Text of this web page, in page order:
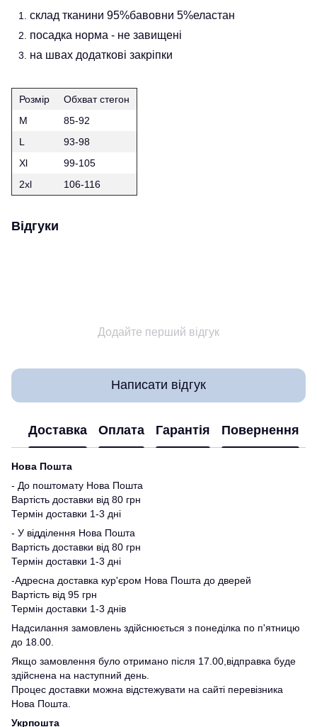
склад тканини 95%бавовни 5%еластан
посадка норма - не завищені
на швах додаткові закріпки
Розмір
Обхват стегон
М
85-92
L
93-98
Xl
99-105
2xl
106-116
Відгуки
Додайте перший відгук
Написати відгук
Доставка Оплата Гарантія Повернення
Нова Пошта
- До поштомату Нова Пошта
Вартість доставки від 80 грн
Термін доставки 1-3 дні
- У відділення Нова Пошта
Вартість доставки від 80 грн
Термін доставки 1-3 дні
-Адресна доставка кур'єром Нова Пошта до дверей
Вартість від 95 грн
Термін доставки 1-3 днів
Надсилання замовлень здійснюється з понеділка по п'ятницю
до 18.00.
Якщо замовлення було отримано після 17.00,відправка буде
здійснена на наступний день.
Процес доставки можна відстежувати на сайті перевізника
Нова Пошта.
Укрпошта